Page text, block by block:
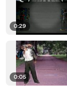
0:29
0:05